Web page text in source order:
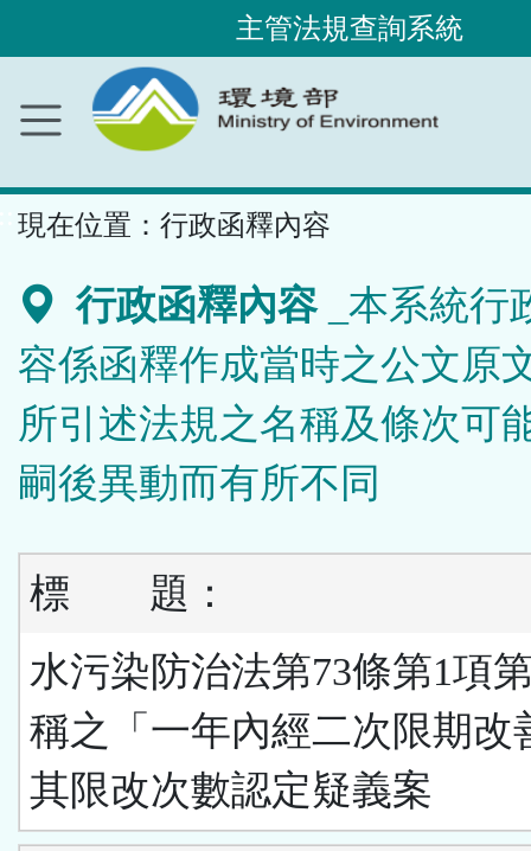
內
容
主管法規查詢系統
現在位置： 行政函釋內容
行政函釋內容
_本系統
容係函釋作成當時之公文原
所引述法規之名稱及條次可
嗣後異動而有所不同
標 題：
水污染防治法第73條第1項
稱之「一年內經二次限期改
其限改次數認定疑義案